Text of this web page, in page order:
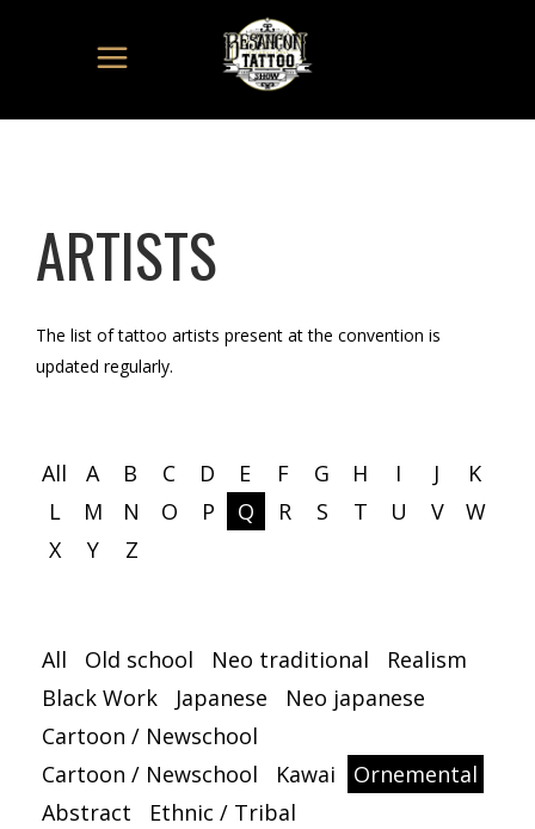
ARTISTS
The list of tattoo artists present at the convention is
updated regularly.
All A B C D E F G H I J
K
L
M N O P Q R S T U V
W
X
Y Z
All Old school Neo traditional
Realism
Black Work
Japanese
Neo japanese
Cartoon / Newschool
Cartoon / Newschool
Kawai
Ornemental
Abstract
Ethnic / Tribal